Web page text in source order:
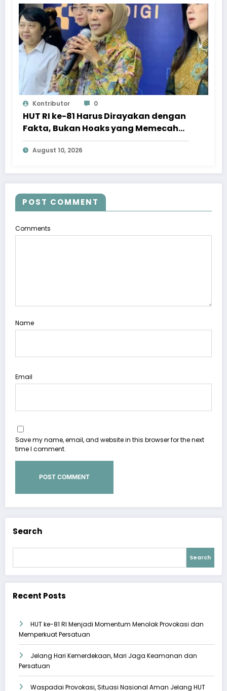
Kontributor 0
HUT RI ke-81 Harus Dirayakan dengan
Fakta, Bukan Hoaks yang Memecah
Belah
August 10, 2026
POST COMMENT
Comments
Name
Email
Save my name, email, and website in this browser for the next
time I comment.
Search
Search
Recent Posts
HUT ke-81 RI Menjadi Momentum Menolak Provokasi dan
Memperkuat Persatuan
Jelang Hari Kemerdekaan, Mari Jaga Keamanan dan
Persatuan
Waspadai Provokasi, Situasi Nasional Aman Jelang HUT